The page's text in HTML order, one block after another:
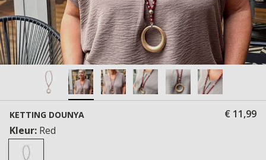
KETTING DOUNYA
€ 11,99
Kleur: Red